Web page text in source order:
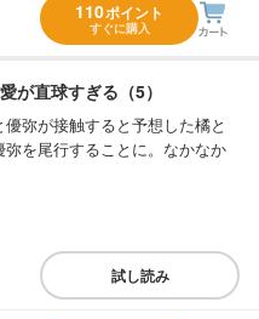
110ポイント
すぐに購入
が直球すぎる（5）
弥が接触すると予想した橘と
を尾行することに。なかなか
試し読み